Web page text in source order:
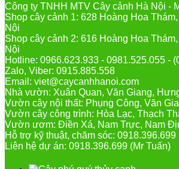
Công ty TNHH MTV Cây cảnh Hà Nội -
Shop cây cảnh 1: 628 Hoàng Hoa
Nội
Shop cây cảnh 2: 616 Hoàng Hoa
Nội
Hotline: 0966.623.933 - 0981.525.055 -
Zalo, Viber: 0915.885.558
Email: viet@caycanhhanoi.com
Nhà vườn: Xuân Quan, Văn Giang,
Vườn cây nội thất: Phụng Công, Văn
Vườn cây công trình: Hòa Lạc, Thạch
Vườn ươm: Điền Xá, Nam Trực, Nam
Hỗ trợ kỹ thuật, chăm sóc: 0918.396.699
Liên hệ dự án: 0918.396.699 (Mr Tuấn)